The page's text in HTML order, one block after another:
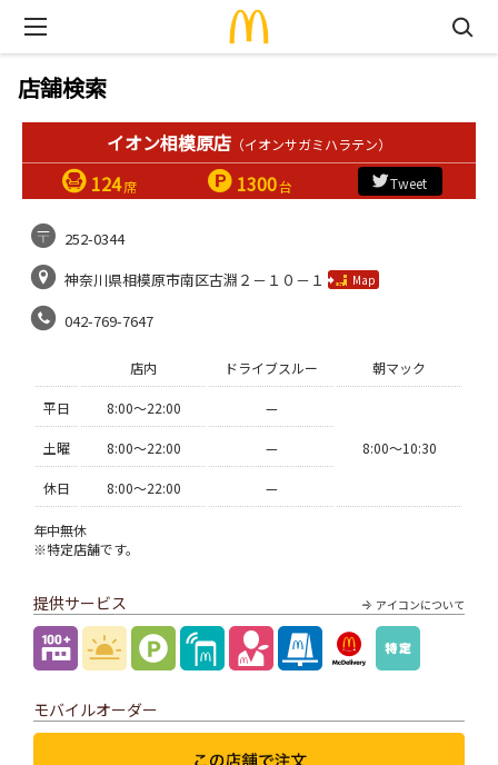
店舗検索
イオン相模原店 （イオンサガミハラテン）
124 席 1300台 Tweet
252-0344
神奈川県相模原市南区古淵２－１０－１
Map
042-769-7647
店内 ドライブスルー 朝マック
平日 8:00〜22:00 —
8:00〜10:30
土曜 8:00〜22:00 —
休日 8:00〜22:00 —
年中無休
※特定店舗です。
アイコンについて
提供サービス
モバイルオーダー